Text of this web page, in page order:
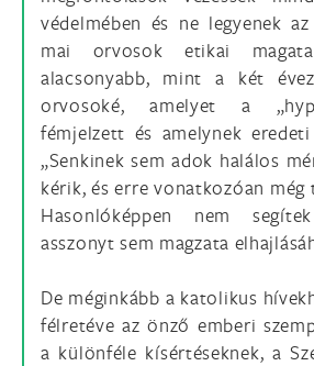
védelmében és ne legyenek
mai orvosok etikai
alacsonyabb, mint a két
orvosoké, amelyet a
fémjelzett és amelynek
„Senkinek sem adok halálos
kérik, és erre vonatkozóan még
Hasonlóképpen nem
asszonyt sem magzata
De méginkább a katolikus
félretéve az önző emberi
a különféle kísértéseknek, a